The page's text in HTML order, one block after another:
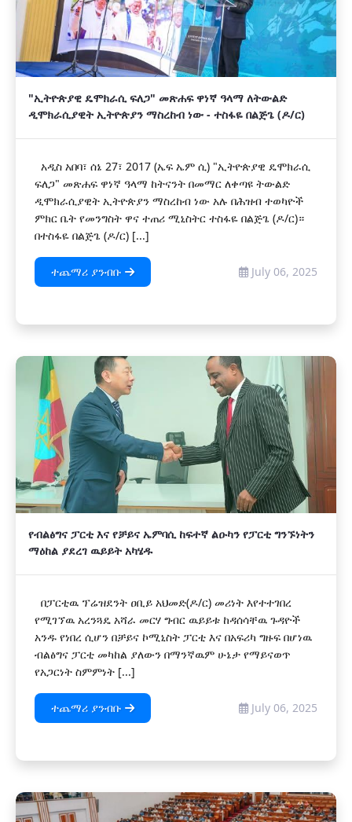
"ኢትዮጵያዊ ዴሞክራሲ ፍለጋ" መጽሐፍ ዋነኛ ዓላማ ለትውልድ
ዲሞክራሲያዊት ኢትዮጵያን ማስረከብ ነው - ተስፋዬ በልጅጌ (ዶ/ር)
አዲስ አበባ፣ ሰኔ 27፣ 2017 (ኤፍ ኤም ሲ) "ኢትዮጵያዊ ዴሞክራሲ
ፍለጋ" መጽሐፍ ዋነኛ ዓላማ ከትናንት በመማር ለቀጣዩ ትውልድ
ዲሞክራሲያዊት ኢትዮጵያን ማስረከብ ነው አሉ በሕዝብ ተወካዮች
ምክር ቤት የመንግስት ዋና ተጠሪ ሚኒስትር ተስፋዬ በልጅጌ (ዶ/ር)።
በተስፋዬ በልጅጌ (ዶ/ር) [...]
ተጨማሪ ያንብቡ July 06, 2025
የብልፅግና ፓርቲ እና የቻይና ኤምባሲ ከፍተኛ ልዑካን የፓርቲ ግንኙነትን
ማዕከል ያደረገ ዉይይት አካሄዱ
በፓርቲዉ ፕሬዝደንት ዐቢይ አህመድ(ዶ/ር) መሪነት እየተተገበረ
የሚገኘዉ አረንጓዴ አሻራ መርሃ ግብር ዉይይቱ ከዳሰሳቸዉ ጉዳዮች
አንዱ የነበረ ሲሆን በቻይና ኮሚኒስት ፓርቲ እና በአፍሪካ ግዙፍ በሆነዉ
ብልፅግና ፓርቲ መካከል ያለውን በማንኛዉም ሁኔታ የማይናወጥ
የአጋርነት ስምምነት [...]
ተጨማሪ ያንብቡ July 06, 2025